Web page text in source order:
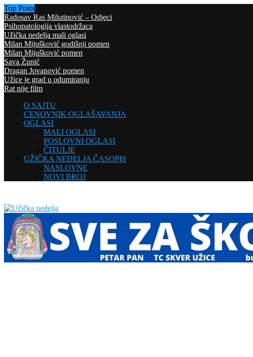
Top Posts
Radosav Ras Milutinović – Odjeci
Psihopatologija vlastodržaca
Užička nedelja mali oglasi
Milan Mijušković godišnji pomen
Milan Mijušković pomen
Sava Žunić
Dragan Jovanović pomen
Užice je grad u odumiranju
Rat nije film
O SAJTU
CENOVNIK OGLAŠAVANJA
OGLASI
MALI OGLASI
POSLOVNI OGLASI
ČITULJE
UŽIČKA NEDELJA ČASOPIS
NASLOVNE
NOVI BROJ